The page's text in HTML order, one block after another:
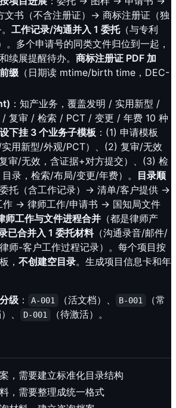
书（不含注册证）→ 商标注册证（独
工作记录/沟通并入 1 委托（与专利
多个申请号的同类文件归位到一起，
续展提醒待办。 商标注册证 PDF 加
缀 （日期读 mtime/birth time，DEC-
：知产业务，覆盖发明 / 实用新型 /
复审 / 检索 / PCT / 变更 / 年费 10 种
下挂 3 个业务子模板 ：(1) 申请模板
/实用新型/外观/PCT）、(2) 复审/无效
审/无效，含证据+对方提交）、(3) 检
录，检索/布局/变更/年费）。 目录顺
委托（含工作记录）→ 清单/客户提供 →
作 → 律师工作/申请书 → 国知局文件
师工作与文件进程合并 （都是律师产
已合并入 1 委托材料（沟通录音/邮件/
师-客户工作过程记录）。每个项目按
， 不创建空目录。生成项目信息卡和年
级 ： A-001 （活文档）、 B-001
（常
、 D-001 （待激活）。
，需要建立标准化目录结构
，需要整理成统一格式